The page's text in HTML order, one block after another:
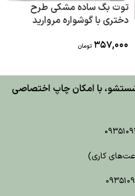
توت بگ ساده مشکی طرح
دختری با گوشواره مروارید
357,000 تومان
با امکان چاپ اختصاصی
کاری)